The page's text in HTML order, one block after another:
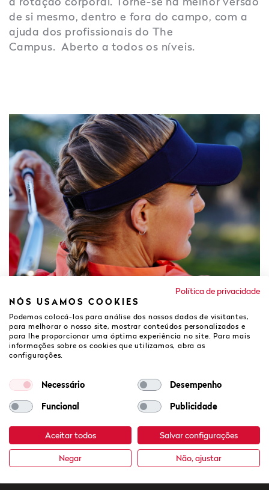
de si mesmo, dentro e fora do campo, com a
ajuda dos profissionais do The
Campus. Aberto a todos os níveis.
Política de privacidade
NÓS USAMOS COOKIES
Podemos colocá-los para análise dos nossos dados de visitantes,
para melhorar o nosso site, mostrar conteúdos personalizados e
para lhe proporcionar uma óptima experiência no site. Para mais
informações sobre os cookies que utilizamos, abra as
configurações.
Necessário Desempenho
Funcional Publicidade
Aceitar todos Salvar configurações
Negar Não, ajustar